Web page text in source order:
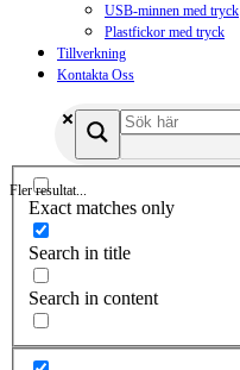
USB-minnen med tryck
Plastfickor med tryck
Tillverkning
Kontakta Oss
Fler resultat...
Exact matches only
Search in title
Search in content